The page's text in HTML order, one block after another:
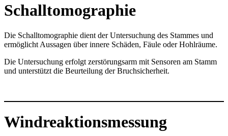
Schalltomographie
Die Schalltomographie dient der Untersuchung des Stammes und
ermöglicht Aussagen über innere Schäden, Fäule oder Hohlräume.
Die Untersuchung erfolgt zerstörungsarm mit Sensoren am Stamm
und unterstützt die Beurteilung der Bruchsicherheit.
Windreaktionsmessung